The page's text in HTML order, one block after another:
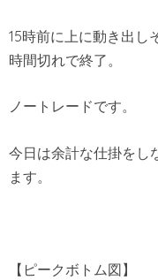
15時前に上に動き出し
時間切れで終了。
ノートレードです。
今日は余計な仕掛をし
ます。
【ピークボトム図】